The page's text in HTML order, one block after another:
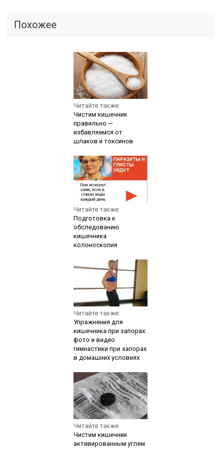
Похожее
Читайте также:
Чистим кишечник
правильно —
избавляемся от
шлаков и токсинов
Читайте также:
Подготовка к
обследованию
кишечника
колоноскопия
Читайте также:
Упражнения для
кишечника при запорах:
фото и видео
гимнастики при запорах
в домашних условиях
Читайте также:
Чистим кишечник
активированным углем